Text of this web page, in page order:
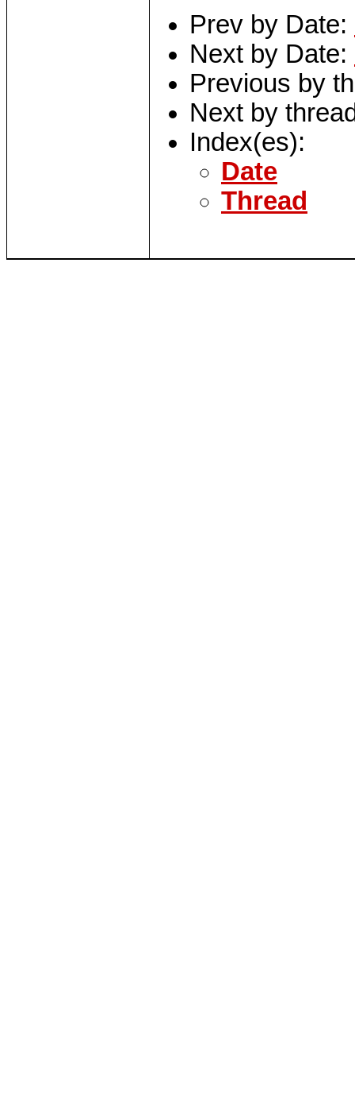
Prev by Date:
Next by Date:
Previous by
Next by
Index(es):
Date
Thread